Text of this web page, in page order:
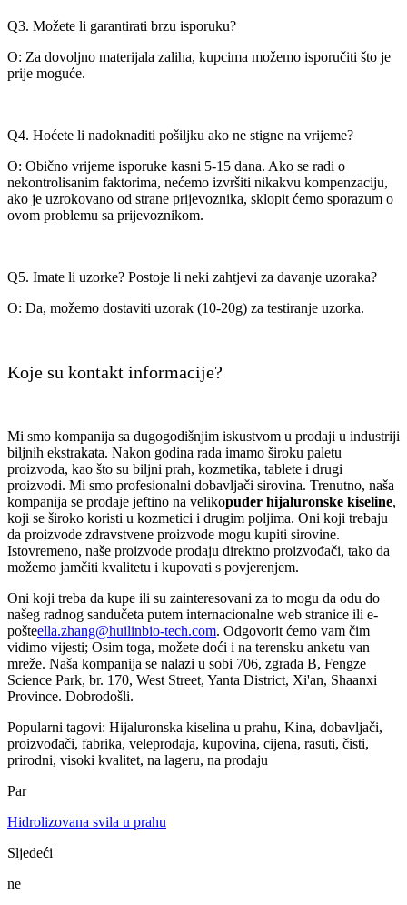
Q3. Možete li garantirati brzu isporuku?
O: Za dovoljno materijala zaliha, kupcima možemo isporučiti što je
prije moguće.
Q4. Hoćete li nadoknaditi pošiljku ako ne stigne na vrijeme?
O: Obično vrijeme isporuke kasni 5-15 dana. Ako se radi o
nekontrolisanim faktorima, nećemo izvršiti nikakvu kompenzaciju,
ako je uzrokovano od strane prijevoznika, sklopit ćemo sporazum o
ovom problemu sa prijevoznikom.
Q5. Imate li uzorke? Postoje li neki zahtjevi za davanje uzoraka?
O: Da, možemo dostaviti uzorak (10-20g) za testiranje uzorka.
Koje su kontakt informacije?
Mi smo kompanija sa dugogodišnjim iskustvom u prodaji u industriji
biljnih ekstrakata. Nakon godina rada imamo široku paletu
proizvoda, kao što su biljni prah, kozmetika, tablete i drugi
proizvodi. Mi smo profesionalni dobavljači sirovina. Trenutno, naša
kompanija se prodaje jeftino na velikopuder hijaluronske kiseline,
koji se široko koristi u kozmetici i drugim poljima. Oni koji trebaju
da proizvode zdravstvene proizvode mogu kupiti sirovine.
Istovremeno, naše proizvode prodaju direktno proizvođači, tako da
možemo jamčiti kvalitetu i kupovati s povjerenjem.
Oni koji treba da kupe ili su zainteresovani za to mogu da odu do
našeg radnog sandučeta putem internacionalne web stranice ili e-
pošteella.zhang@huilinbio-tech.com. Odgovorit ćemo vam čim
vidimo vijesti; Osim toga, možete doći i na terensku anketu van
mreže. Naša kompanija se nalazi u sobi 706, zgrada B, Fengze
Science Park, br. 170, West Street, Yanta District, Xi'an, Shaanxi
Province. Dobrodošli.
Popularni tagovi: Hijaluronska kiselina u prahu, Kina, dobavljači,
proizvođači, fabrika, veleprodaja, kupovina, cijena, rasuti, čisti,
prirodni, visoki kvalitet, na lageru, na prodaju
Par
Hidrolizovana svila u prahu
Sljedeći
ne